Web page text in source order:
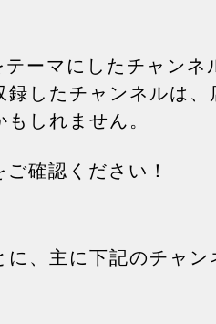
ーマにしたチャン
したチャンネルは
しれません。
確認ください！
、主に下記のチャン